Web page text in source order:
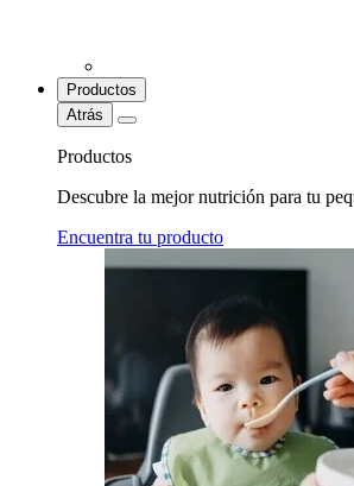
Productos
Atrás
Productos
Descubre la mejor nutrición para tu
Encuentra tu producto